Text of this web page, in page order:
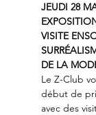
JEUDI 28
VISITE
DE LA
Le Z-Club
début de
avec des